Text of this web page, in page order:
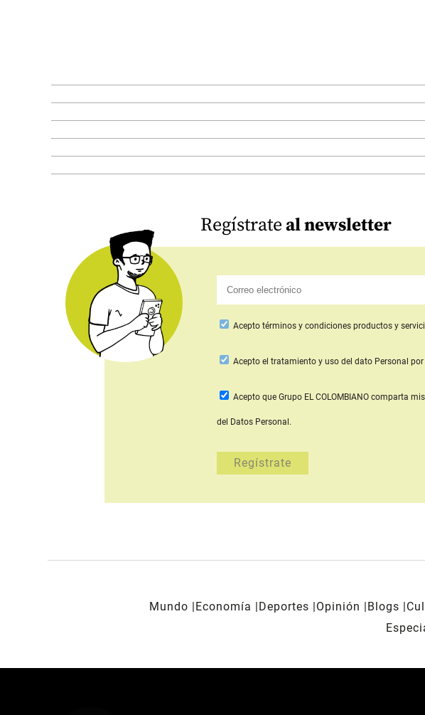
Regístrateal newsletter
Acepto términos y condiciones productos y
Aceptoel tratamiento y uso del dato Personal por
Acepto que Grupo EL COLOMBIANO comparta
del Datos Personal.
Mundo Economía Deportes Opinión Blogs